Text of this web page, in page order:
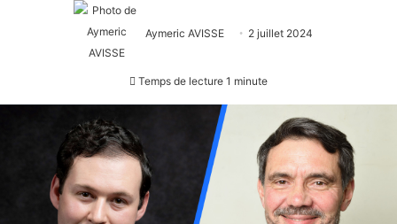
Aymeric AVISSE 2 juillet 2024
Temps de lecture 1 minute